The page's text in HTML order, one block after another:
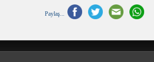
Paylaş...